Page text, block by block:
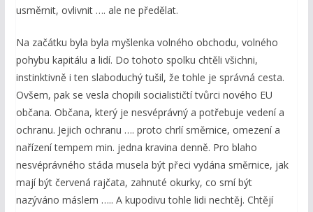
usměrnit, ovlivnit …. ale ne předělat.
Na začátku byla byla myšlenka volného obchodu, volného
pohybu kapitálu a lidí. Do tohoto spolku chtěli všichni,
instinktivně i ten slaboduchý tušil, že tohle je správná cesta.
Ovšem, pak se vesla chopili socialističtí tvůrci nového EU
občana. Občana, který je nesvéprávný a potřebuje vedení a
ochranu. Jejich ochranu …. proto chrlí směrnice, omezení a
nařízení tempem min. jedna kravina denně. Pro blaho
nesvéprávného stáda musela být přeci vydána směrnice, jak
mají být červená rajčata, zahnuté okurky, co smí být
nazýváno máslem ….. A kupodivu tohle lidi nechtěj. Chtějí